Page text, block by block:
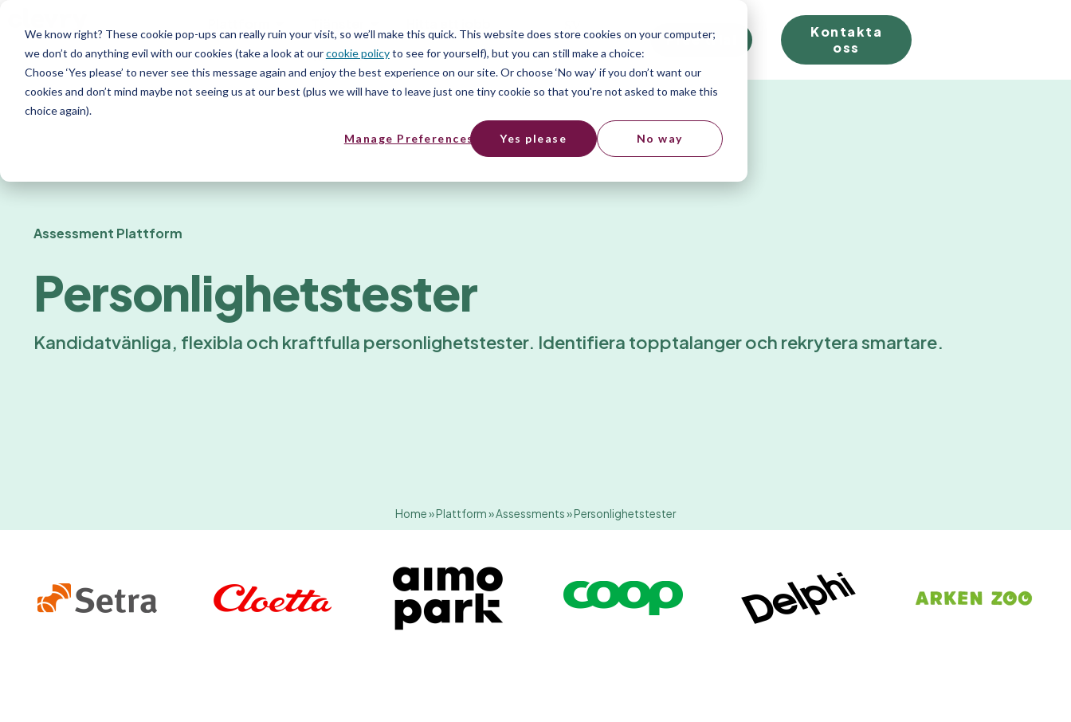
We know right? These cookie pop-ups can really ruin your visit, so we’ll make this quick. This website does store cookies on your computer;
we don’t do anything evil with our cookies (take a look at ourcookie policyto see for yourself), but you can still make a choice:
Choose ‘Yes please’ to never see this message again and enjoy the best experience on our site. Or choose ‘No way’ if you don’t want our
cookies and don’t mind maybe not seeing us at our best (plus we will have to leave just one tiny cookie so that you're not asked to make this
choice again).
Manage Preferences Yes please No way
Resurser
Free trial
Kontakta
oss
Assessment Plattform
Personlighetstester
Kandidatvänliga, flexibla och kraftfulla personlighetstester. Identifiera topptalanger och rekrytera smartare.
Home»Plattform»Assessments»Personlighetstester